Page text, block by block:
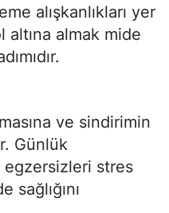
alışkanlıkları yer
altına almak mide
ve sindirimin
Günlük
stres
sağlığını